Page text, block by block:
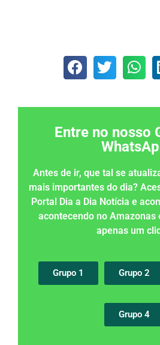
Entre no nosso
Antes de ir, que tal se
mais importantes do dia?
Portal Dia a Dia Notícia e
acontecendo no Amazonas
apenas um
Grupo 1 Grupo 2
Grupo 4